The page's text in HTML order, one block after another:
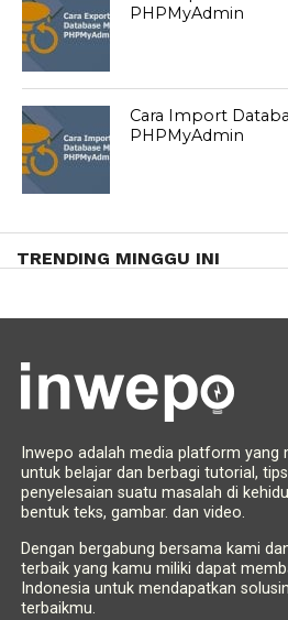
PHPMyAdmin
Cara Import
PHPMyAdmin
TRENDING MINGGU INI
Inwepo adalah media platform yang
untuk belajar dan berbagi tutorial,
penyelesaian suatu masalah di
bentuk teks, gambar. dan video.
Dengan bergabung bersama kami
terbaik yang kamu miliki dapat
Indonesia untuk mendapatkan
terbaikmu.